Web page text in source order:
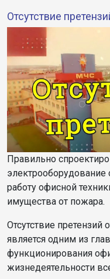
Отсутствие
Правильно
работу офисной
имущества от пожара.
Отсутствие
является одним из
функционирования
жизнедеятельности